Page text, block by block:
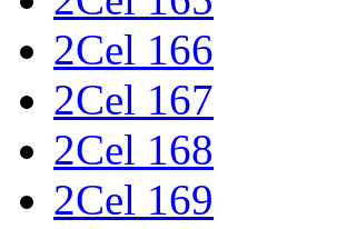
2Cel 166
2Cel 167
2Cel 168
2Cel 169